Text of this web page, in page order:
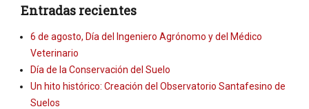
Entradas recientes
6 de agosto, Día del Ingeniero Agrónomo y del Médico
Veterinario
Día de la Conservación del Suelo
Un hito histórico: Creación del Observatorio Santafesino de
Suelos